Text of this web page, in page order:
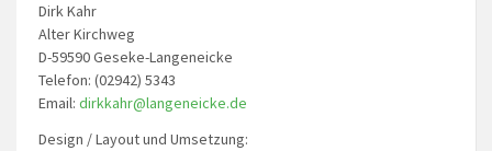
Dirk Kahr
Alter Kirchweg
D-59590 Geseke-Langeneicke
Telefon: (02942) 5343
Email: dirkkahr@langeneicke.de
Design / Layout und Umsetzung: